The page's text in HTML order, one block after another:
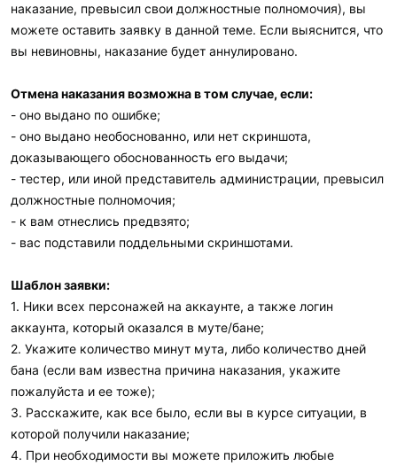
наказание, превысил свои должностные полномочия), вы
можете оставить заявку в данной теме. Если выяснится, что
вы невиновны, наказание будет аннулировано.
Отмена наказания возможна в том случае, если:
- оно выдано по ошибке;
- оно выдано необоснованно, или нет скриншота,
доказывающего обоснованность его выдачи;
- тестер, или иной представитель администрации, превысил
должностные полномочия;
- к вам отнеслись предвзято;
- вас подставили поддельными скриншотами.
Шаблон заявки:
1. Ники всех персонажей на аккаунте, а также логин
аккаунта, который оказался в муте/бане;
2. Укажите количество минут мута, либо количество дней
бана (если вам известна причина наказания, укажите
пожалуйста и ее тоже);
3. Расскажите, как все было, если вы в курсе ситуации, в
которой получили наказание;
4. При необходимости вы можете приложить любые